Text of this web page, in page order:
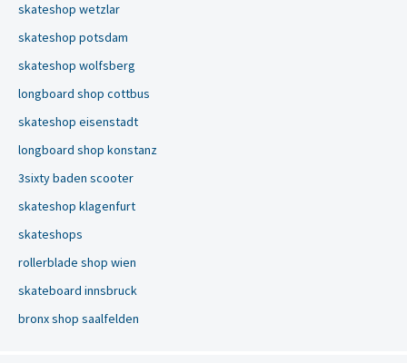
skateshop wetzlar
skateshop potsdam
skateshop wolfsberg
longboard shop cottbus
skateshop eisenstadt
longboard shop konstanz
3sixty baden scooter
skateshop klagenfurt
skateshops
rollerblade shop wien
skateboard innsbruck
bronx shop saalfelden